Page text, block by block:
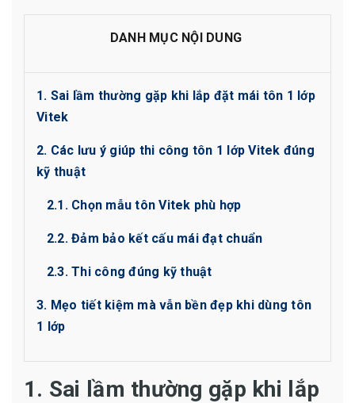
DANH MỤC NỘI DUNG
1. Sai lầm thường gặp khi lắp đặt mái tôn 1 lớp
Vitek
2. Các lưu ý giúp thi công tôn 1 lớp Vitek đúng
kỹ thuật
2.1. Chọn mẫu tôn Vitek phù hợp
2.2. Đảm bảo kết cấu mái đạt chuẩn
2.3. Thi công đúng kỹ thuật
3. Mẹo tiết kiệm mà vẫn bền đẹp khi dùng tôn
1 lớp
1. Sai lầm thường gặp khi lắp